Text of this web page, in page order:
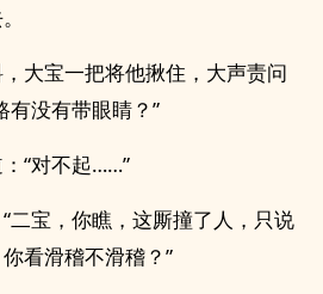
大宝一把将他揪住，大声责问
有没有带眼睛？”
“对不起……”
二宝，你瞧，这厮撞了人，只说
看滑稽不滑稽？”